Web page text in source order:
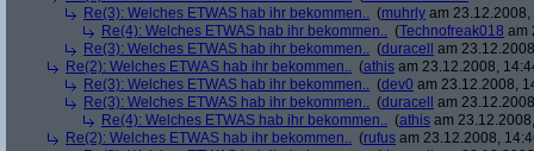
Re(3): Welches ETWAS hab ihr bekommen.. (muhrly am
Re(4): Welches ETWAS hab ihr bekommen.. (Technofreak018 am
Re(3): Welches ETWAS hab ihr bekommen.. (duracell
am
Re(2): Welches ETWAS hab ihr bekommen.. (athis am 23.12.2008,
Re(3): Welches ETWAS hab ihr bekommen.. (dev0 am 23.12.2008,
Re(3): Welches ETWAS hab ihr bekommen.. (duracell
am
Re(4): Welches ETWAS hab ihr bekommen.. (athis am
Re(2): Welches ETWAS hab ihr bekommen.. (rufus am 23.12.2008,